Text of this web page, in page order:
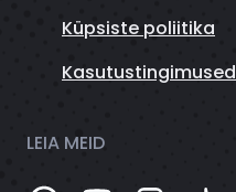
Küpsiste poliitika
Kasutustingimused
LEIA MEID